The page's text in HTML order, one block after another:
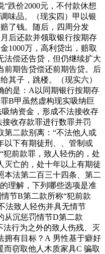
跌价2000元，不付款休想
味品。（现实四）甲以银
了钱。随后，四周分发
后还款并领取银行按期存
1000万，高利贷出，赔取
法偿还告贷，但仍继续扩大
前期告贷偿还前期告贷。后
其子，跳楼。（现实六）
的是：A以同期银行按期存
B甲虽然虚构现实吸纳巨
纳资金，形成不法接收存
收存款罪进行数罪并罚
第二款别离：“不法他人或
以下有期徒刑、、管制或
犯前款罪，致人轻伤的，处
灭亡的，处十年以上有期徒
本法第二百三十四条、第二
理解，下列哪些选项是准
节B第二款所称“犯前款
法致人轻伤并具无情节
从沉惩罚情节D第二款
法行为之外的致人伤残、灭
拥有目标？A 男性基于癖好
而窃取他人木质家具C 骗取